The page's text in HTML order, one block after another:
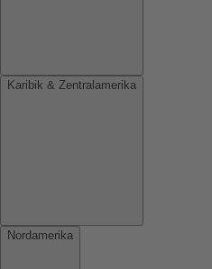
Karibik & Zentralamerika
Nordamerika